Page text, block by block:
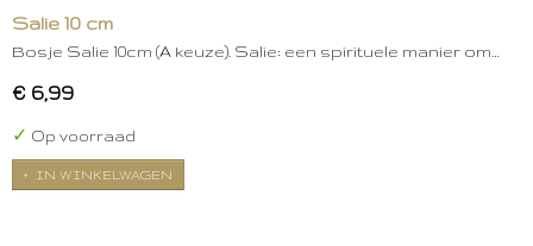
Salie 10 cm
Bosje Salie 10cm (A keuze). Salie: een spirituele manier om…
€ 6,99
✓ Op voorraad
IN WINKELWAGEN